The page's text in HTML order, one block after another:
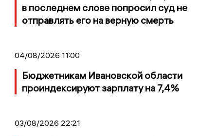
в последнем слове попросил суд не
отправлять его на верную смерть
04/08/2026 11:00
Бюджетникам Ивановской области
проиндексируют зарплату на 7,4%
03/08/2026 22:21